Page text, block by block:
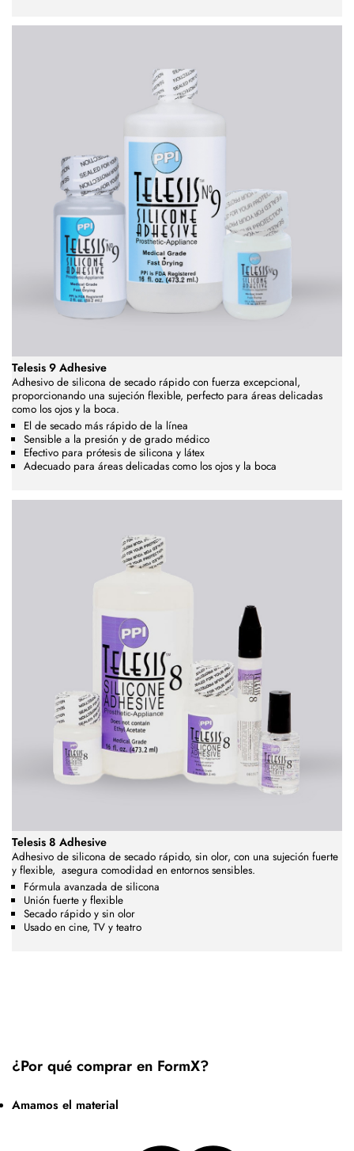
Telesis 9 Adhesive
Adhesivo de silicona de secado rápido con fuerza excepcional,
proporcionando una sujeción flexible, perfecto para áreas delicadas
como los ojos y la boca.
El de secado más rápido de la línea
Sensible a la presión y de grado médico
Efectivo para prótesis de silicona y látex
Adecuado para áreas delicadas como los ojos y la boca
Telesis 8 Adhesive
Adhesivo de silicona de secado rápido, sin olor, con una sujeción fuerte
y flexible, asegura comodidad en entornos sensibles.
Fórmula avanzada de silicona
Unión fuerte y flexible
Secado rápido y sin olor
Usado en cine, TV y teatro
¿Por qué comprar en FormX?
Amamos el material